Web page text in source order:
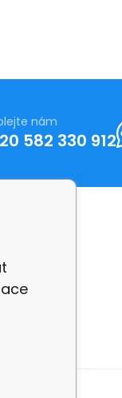
nám
582 330 912